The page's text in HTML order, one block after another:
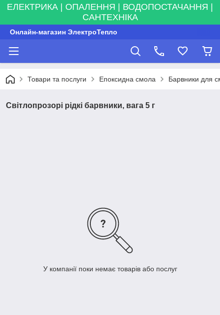
ЕЛЕКТРИКА | ОПАЛЕННЯ | ВОДОПОСТАЧАННЯ |
САНТЕХНІКА
Онлайн-магазин ЭлектроТепло
Товари та послуги Епоксидна смола Барвники для
Світлопрозорі рідкі барвники, вага 5 г
У компанії поки немає товарів або послуг